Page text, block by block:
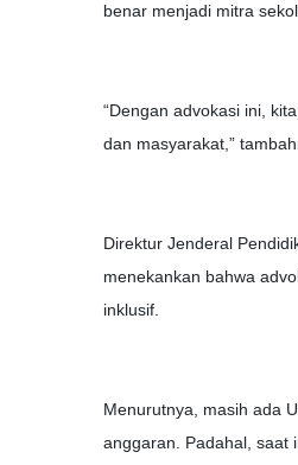
benar menjadi mitra
“Dengan advokasi ini,
dan masyarakat,”
Direktur Jenderal
menekankan bahwa
inklusif.
Menurutnya, masih ada
anggaran. Padahal, saat